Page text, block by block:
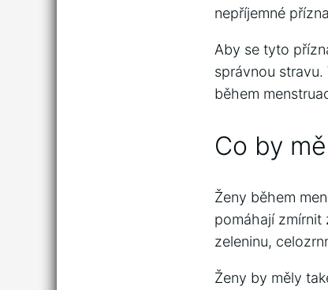
nepříjemné
Aby se tyto
správnou
během
Co by
Ženy během
pomáhají
zeleninu,
Ženy by měly